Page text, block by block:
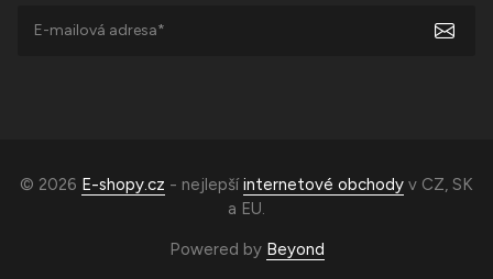
© 2026 E-shopy.cz - nejlepšíinternetové obchody v CZ, SK
a EU.
Powered by Beyond